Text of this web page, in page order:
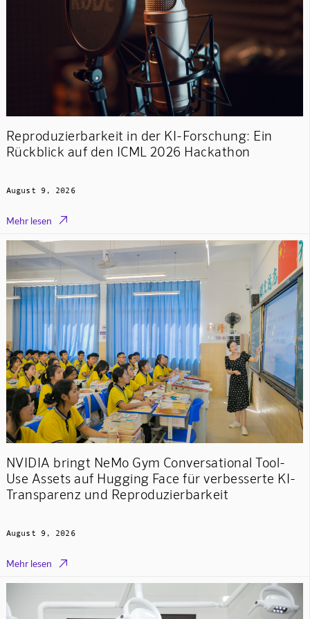
Reproduzierbarkeit in der KI-Forschung: Ein
Rückblick auf den ICML 2026 Hackathon
August 9, 2026
Mehr lesen 
NVIDIA bringt NeMo Gym Conversational Tool-
Use Assets auf Hugging Face für verbesserte KI-
Transparenz und Reproduzierbarkeit
August 9, 2026
Mehr lesen 